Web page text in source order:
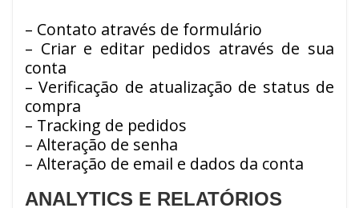
– Contato através de formulário
– Criar e editar pedidos através de sua
conta
– Verificação de atualização de status de
compra
– Tracking de pedidos
– Alteração de senha
– Alteração de email e dados da conta
ANALYTICS E RELATÓRIOS